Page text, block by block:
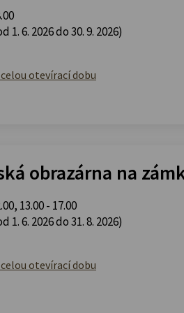
1. 6. 2026 do 30. 9. 2026)
otevírací dobu
obrazárna na
, 13.00 - 17.00
1. 6. 2026 do 31. 8. 2026)
otevírací dobu